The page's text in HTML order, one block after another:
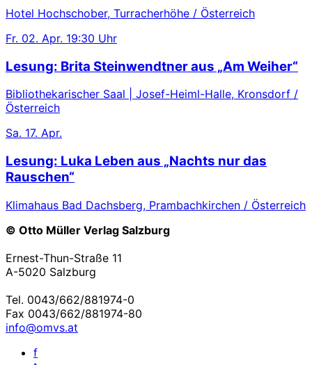
Hotel Hochschober, Turracherhöhe / Österreich
Fr. 02. Apr. 19:30 Uhr
Lesung: Brita Steinwendtner aus „Am Weiher“
Bibliothekarischer Saal | Josef-Heiml-Halle, Kronsdorf /
Österreich
Sa. 17. Apr.
Lesung: Luka Leben aus „Nachts nur das
Rauschen“
Klimahaus Bad Dachsberg, Prambachkirchen / Österreich
© Otto Müller Verlag Salzburg
Ernest-Thun-Straße 11
A-5020 Salzburg
Tel. 0043/662/881974-0
Fax 0043/662/881974-80
info@omvs.at
f